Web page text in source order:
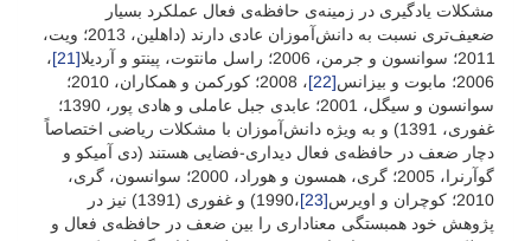
مشکلات یادگیری در زمینه‌ی حافظه‌ی فعال عملکرد بسیار
ضعیف‌تری نسبت به دانش‌آموزان عادی دارند (داهلین، 2013؛ ویت،
2011؛ سوانسون و جرمن، 2006؛ راسل مانتوت، پینتو و آردیلا
[21]
،
2006؛ مابوت و بیزانس
[22]
، 2008؛ کورکمن و همکاران، 2010؛
سوانسون و سیگل، 2001؛ عابدی جبل عاملی و هادی پور، 1390؛
غفوری، 1391) و به ویژه دانش‌آموزان با مشکلات ریاضی اختصاصاً
دچار ضعف در حافظه‌ی فعال دیداری­-فضایی هستند (دی آمیکو و
گوآرنرا، 2005؛ گری، همسون و هوراد، 2000؛ سوانسون، گری،
2010؛ کوچران و اویرس
[23]
،1990) و غفوری (1391) نیز در
پژوهش خود همبستگی معناداری را بین ضعف در حافظه‌ی فعال و